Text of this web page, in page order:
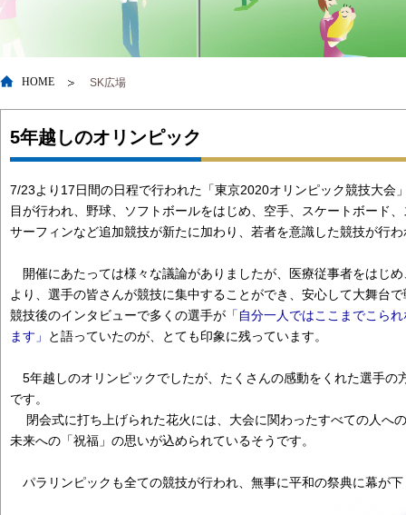
HOME SK広場
5年越しのオリンピック
7/23より17日間の日程で行われた「東京2020オリンピック競技大会
目が行われ、野球、ソフトボールをはじめ、空手、スケートボード
サーフィンなど追加競技が新たに加わり、若者を意識した競技が行
開催にあたっては様々な議論がありましたが、医療従事者をはじ
より、選手の皆さんが競技に集中することができ、安心して大舞台
競技後のインタビューで多くの選手が 「自分一人ではここまでこら
ます」
と語っていたのが、とても印象に残っています。
5年越しのオリンピックでしたが、たくさんの感動をくれた選手の
です。
閉会式に打ち上げられた花火には、大会に関わったすべての人へ
未来への「祝福」の思いが込められているそうです。
パラリンピックも全ての競技が行われ、無事に平和の祭典に幕が